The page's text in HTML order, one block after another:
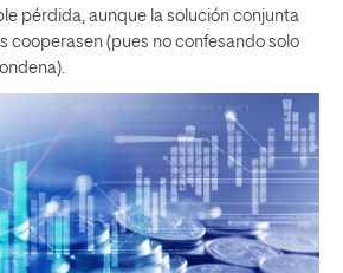
pérdida, aunque la solución conjunta
cooperasen (pues no confesando solo